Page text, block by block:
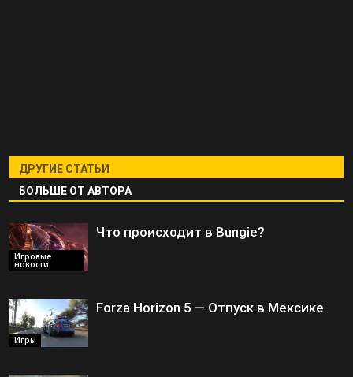
ДРУГИЕ СТАТЬИ
БОЛЬШЕ ОТ АВТОРА
Игровые
новости
Что происходит в Bungie?
Игры
Forza Horizon 5 — Отпуск в Мексике